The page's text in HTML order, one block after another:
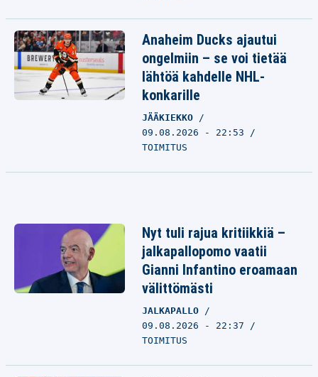
Anaheim Ducks ajautui
ongelmiin – se voi tietää
lähtöä kahdelle NHL-
konkarille
JÄÄKIEKKO
09.08.2026 - 22:53
TOIMITUS
Nyt tuli rajua kritiikkiä –
jalkapallopomo vaatii
Gianni Infantino eroamaan
välittömästi
JALKAPALLO
09.08.2026 - 22:37
TOIMITUS